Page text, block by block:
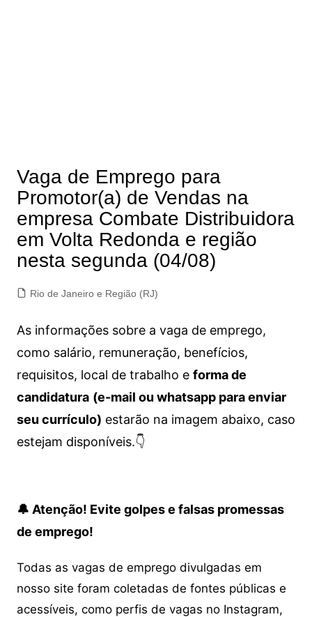
Vaga de Emprego para
Promotor(a) de Vendas na
empresa Combate Distribuidora
em Volta Redonda e região
nesta segunda (04/08)
Rio de Janeiro e Região (RJ)
As informações sobre a vaga de emprego,
como salário, remuneração, benefícios,
requisitos, local de trabalho e forma de
candidatura (e-mail ou whatsapp para enviar
seu currículo) estarão na imagem abaixo, caso
estejam disponíveis.👇
🔔 Atenção! Evite golpes e falsas promessas
de emprego!
Todas as vagas de emprego divulgadas em
nosso site foram coletadas de fontes públicas e
acessíveis, como perfis de vagas no Instagram,